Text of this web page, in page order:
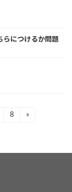
らにつけるか問題
Page
8 »